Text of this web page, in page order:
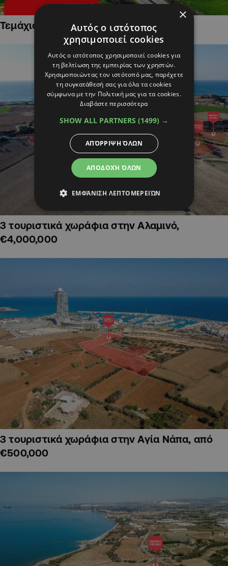
Τεμάχια Γης σε Οικιστικές Περιοχές
3 τουριστικά χωράφια στην Αλαμινό,
€4,000,000
3 τουριστικά χωράφια στην Αγία Νάπα, από
€500,000
×
Αυτός ο ιστότοπος
χρησιμοποιεί cookies
Αυτός ο ιστότοπος χρησιμοποιεί cookies για
τη βελτίωση της εμπειρίας των χρηστών.
Χρησιμοποιώντας τον ιστότοπό μας, παρέχετε
τη συγκατάθεσή σας για όλα τα cookies
σύμφωνα με την Πολιτική μας για τα cookies.
Διαβάστε περισσότερα
SHOW ALL PARTNERS (1499) →
ΑΠΟΔΟΧΉ ΌΛΩΝ
ΑΠΌΡΡΙΨΗ ΌΛΩΝ
ΕΜΦΆΝΙΣΗ ΛΕΠΤΟΜΕΡΕΙΏΝ